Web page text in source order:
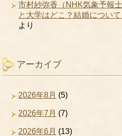
市村紗弥香（NHK気象予報
と大学はどこ？結婚につい
より
アーカイブ
2026年8月 (5)
2026年7月 (7)
2026年6月 (13)